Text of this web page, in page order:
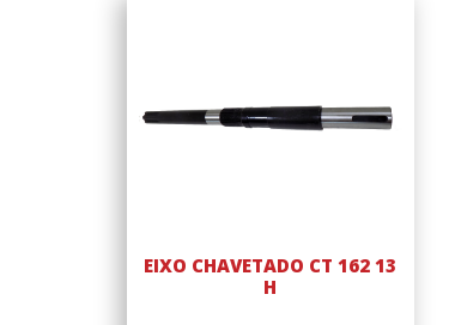
EIXO CHAVETADO CT 162 13
H